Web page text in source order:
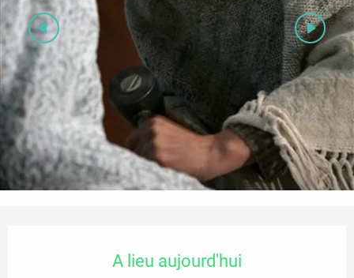
A lieu aujourd'hui